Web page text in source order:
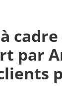
par